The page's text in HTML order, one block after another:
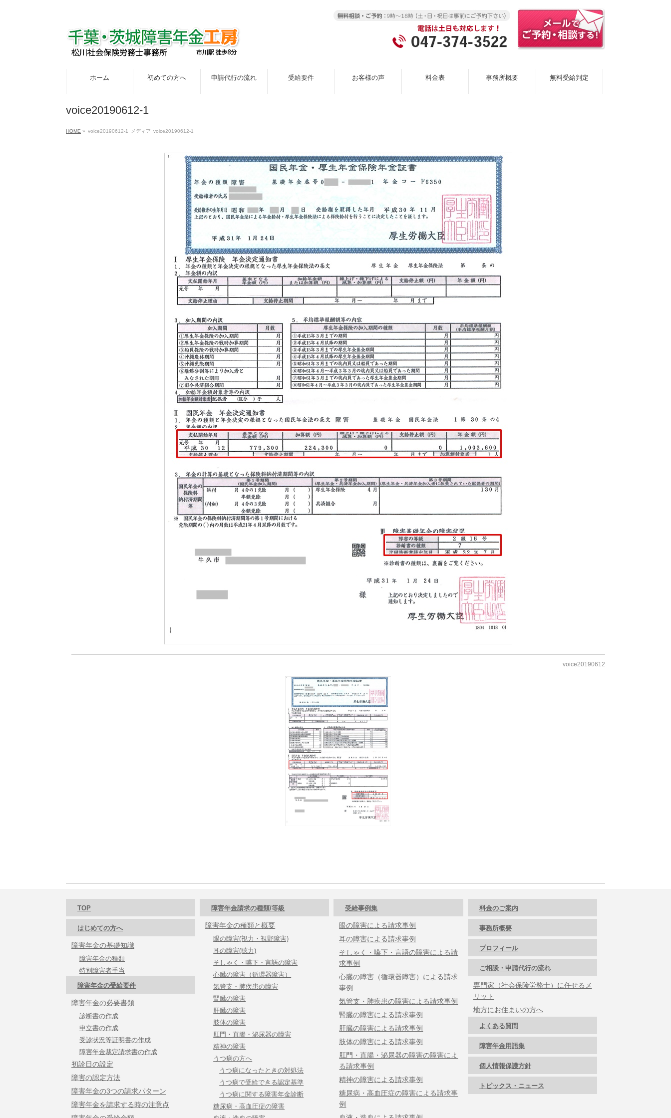
ホーム 初めての方へ 申請代行の流れ 受給要件 お客様の声 料金表 事務所概要 無料受給判定
voice20190612-1
HOME » voice20190612-1 メディア voice20190612-1
voice20190612
TOP
はじめての方へ
障害年金の基礎知識
障害年金の種類
特別障害者手当
障害年金の受給要件
障害年金の必要書類
診断書の作成
申立書の作成
受診状況等証明書の作成
障害年金裁定請求書の作成
初診日の設定
障害の認定方法
障害年金の3つの請求パターン
障害年金を請求する時の注意点
障害年金請求の種類/等級
障害年金の種類と概要
眼の障害(視力・視野障害)
耳の障害(聴力)
そしゃく・嚥下・言語の障害
心臓の障害（循環器障害）
気管支・肺疾患の障害
腎臓の障害
肝臓の障害
肢体の障害
肛門・直腸・泌尿器の障害
精神の障害
うつ病の方へ
うつ病になったときの対処法
うつ病で受給できる認定基準
うつ病に関する障害年金診断
糖尿病・高血圧症の障害
受給事例集
眼の障害による請求事例
耳の障害による請求事例
そしゃく・嚥下・言語の障害による請
求事例
心臓の障害（循環器障害）による請求
事例
気管支・肺疾患の障害による請求事例
腎臓の障害による請求事例
肝臓の障害による請求事例
肢体の障害による請求事例
肛門・直腸・泌尿器の障害の障害によ
る請求事例
精神の障害による請求事例
糖尿病・高血圧症の障害による請求事
例
料金のご案内
事務所概要
プロフィール
ご相談・申請代行の流れ
専門家（社会保険労務士）に任せるメ
リット
地方にお住まいの方へ
よくある質問
障害年金用語集
個人情報保護方針
トピックス・ニュース